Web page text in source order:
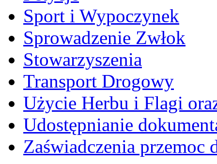
Sport i Wypoczynek
Sprowadzenie Zwłok
Stowarzyszenia
Transport Drogowy
Użycie Herbu i Flagi
Udostępnianie
Zaświadczenia przemoc